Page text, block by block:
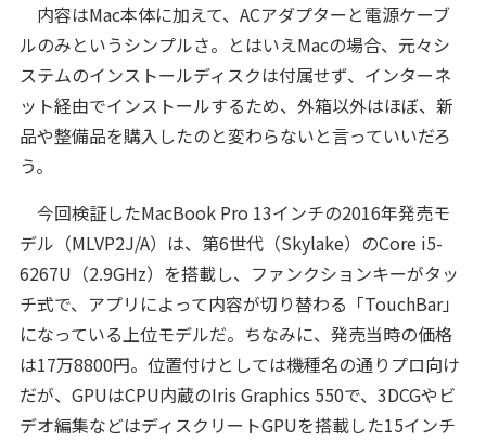
内容はMac本体に加えて、ACアダプターと電源ケーブ
ルのみというシンプルさ。とはいえMacの場合、元々シ
ステムのインストールディスクは付属せず、インターネ
ット経由でインストールするため、外箱以外はほぼ、新
品や整備品を購入したのと変わらないと言っていいだろ
う。
今回検証したMacBook Pro 13インチの2016年発売モ
デル（MLVP2J/A）は、第6世代（Skylake）のCore i5-
6267U（2.9GHz）を搭載し、ファンクションキーがタッ
チ式で、アプリによって内容が切り替わる「TouchBar」
になっている上位モデルだ。ちなみに、発売当時の価格
は17万8800円。位置付けとしては機種名の通りプロ向け
だが、GPUはCPU内蔵のIris Graphics 550で、3DCGやビ
デオ編集などはディスクリートGPUを搭載した15インチ